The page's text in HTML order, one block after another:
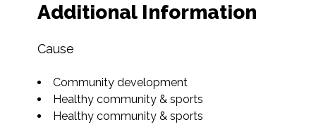
Additional Information
Cause
Community development
Healthy community & sports
Healthy community & sports